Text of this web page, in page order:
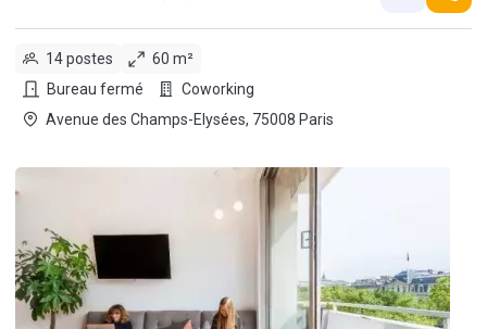
14 postes
60 m²
Bureau fermé
Coworking
Avenue des Champs-Elysées, 75008 Paris